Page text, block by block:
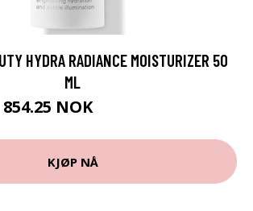
HYDRA RADIANCE MOISTURIZER 50
ML
854.25 NOK
KJØP NÅ